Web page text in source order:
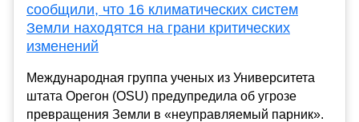
сообщили, что 16 климатических систем
Земли находятся на грани критических
изменений
Международная группа ученых из Университета
штата Орегон (OSU) предупредила об угрозе
превращения Земли в «неуправляемый парник».